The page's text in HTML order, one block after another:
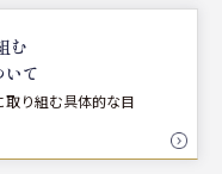
む
て
取り組む具体的な目